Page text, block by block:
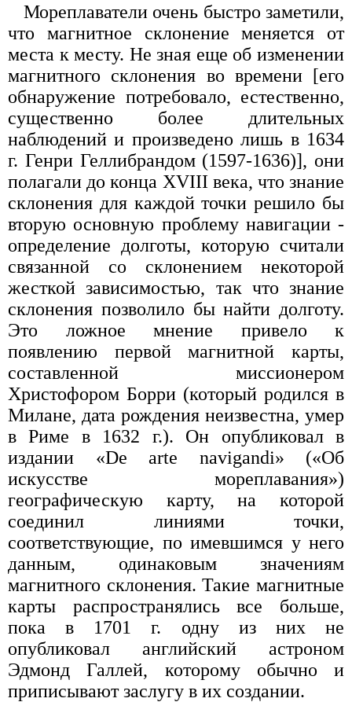
Мореплаватели очень быстро заметили,
что магнитное склонение меняется от
места к месту. Не зная еще об изменении
магнитного склонения во времени [его
обнаружение потребовало, естественно,
существенно более длительных
наблюдений и произведено лишь в 1634
г. Генри Геллибрандом (1597-1636)], они
полагали до конца XVIII века, что знание
склонения для каждой точки решило бы
вторую основную проблему навигации -
определение долготы, которую считали
связанной со склонением некоторой
жесткой зависимостью, так что знание
склонения позволило бы найти долготу.
Это ложное мнение привело к
появлению первой магнитной карты,
составленной миссионером
Христофором Борри (который родился в
Милане, дата рождения неизвестна, умер
в Риме в 1632 г.). Он опубликовал в
издании «De arte navigandi» («Об
искусстве мореплавания»)
географическую карту, на которой
соединил линиями точки,
соответствующие, по имевшимся у него
данным, одинаковым значениям
магнитного склонения. Такие магнитные
карты распространялись все больше,
пока в 1701 г. одну из них не
опубликовал английский астроном
Эдмонд Галлей, которому обычно и
приписывают заслугу в их создании.